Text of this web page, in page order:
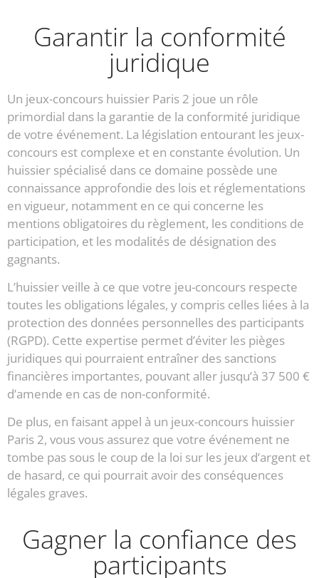
Garantir la conformité
juridique
Un jeux-concours huissier Paris 2 joue un rôle
primordial dans la garantie de la conformité juridique
de votre événement. La législation entourant les jeux-
concours est complexe et en constante évolution. Un
huissier spécialisé dans ce domaine possède une
connaissance approfondie des lois et réglementations
en vigueur, notamment en ce qui concerne les
mentions obligatoires du règlement, les conditions de
participation, et les modalités de désignation des
gagnants.
L’huissier veille à ce que votre jeu-concours respecte
toutes les obligations légales, y compris celles liées à la
protection des données personnelles des participants
(RGPD). Cette expertise permet d’éviter les pièges
juridiques qui pourraient entraîner des sanctions
financières importantes, pouvant aller jusqu’à 37 500 €
d’amende en cas de non-conformité.
De plus, en faisant appel à un jeux-concours huissier
Paris 2, vous vous assurez que votre événement ne
tombe pas sous le coup de la loi sur les jeux d’argent et
de hasard, ce qui pourrait avoir des conséquences
légales graves.
Gagner la confiance des
participants